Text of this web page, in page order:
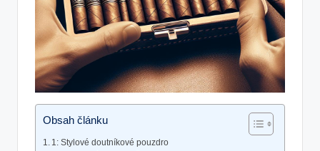
Obsah článku
1: Stylové doutníkové pouzdro